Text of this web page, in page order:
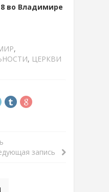
во Владимире
,
, ЦЕРКВИ
запись